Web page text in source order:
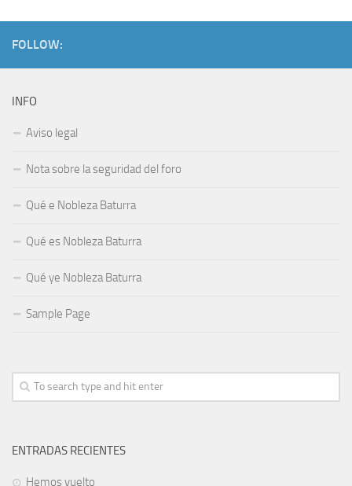
FOLLOW:
INFO
Aviso legal
Nota sobre la seguridad del foro
Qué e Nobleza Baturra
Qué es Nobleza Baturra
Qué ye Nobleza Baturra
Sample Page
ENTRADAS RECIENTES
Hemos vuelto